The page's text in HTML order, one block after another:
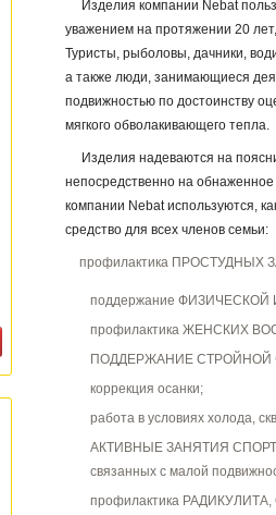
Изделия компании Nebat
уважением на протяжении 20
Туристы, рыболовы, дачники,
а также люди, занимающиеся
подвижностью по достоинству
мягкого обволакивающего тепла.
Изделия надеваются на
непосредственно на
компании Nebat используются,
средство для всех членов семьи:
профилактика
поддержание
профилактика ЖЕНСКИХ
ПОДДЕРЖАНИЕ СТРОЙНОЙ
коррекция осанки;
работа в условиях холода,
АКТИВНЫЕ ЗАНЯТИЯ
связанных с малой
профилактика